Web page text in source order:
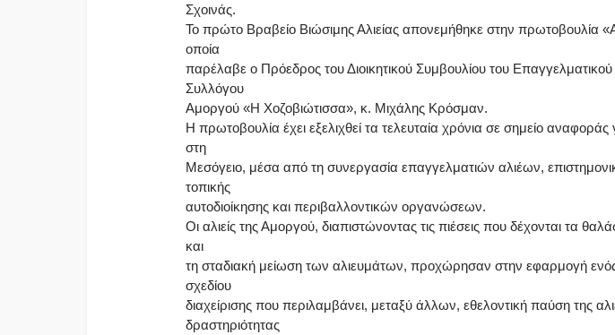
Σχοινάς.
Το πρώτο Βραβείο Βιώσιμης Αλιείας απονεμήθηκε στην πρωτοβουλία
οποία
παρέλαβε ο Πρόεδρος του Διοικητικού Συμβουλίου του Επαγγελματικού
Συλλόγου
Αμοργού «Η Χοζοβιώτισσα», κ. Μιχάλης Κρόσμαν.
Η πρωτοβουλία έχει εξελιχθεί τα τελευταία χρόνια σε σημείο αναφοράς
στη
Μεσόγειο, μέσα από τη συνεργασία επαγγελματιών αλιέων,
τοπικής
αυτοδιοίκησης και περιβαλλοντικών οργανώσεων.
Οι αλιείς της Αμοργού, διαπιστώνοντας τις πιέσεις που δέχονται τα
και
τη σταδιακή μείωση των αλιευμάτων, προχώρησαν στην εφαρμογή
σχεδίου
διαχείρισης που περιλαμβάνει, μεταξύ άλλων, εθελοντική παύση της
δραστηριότητας